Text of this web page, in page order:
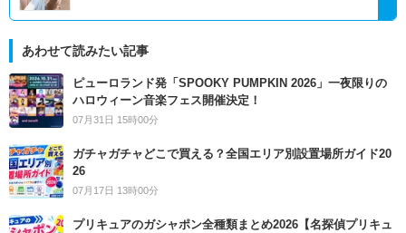
あわせて読みたい記事
ピューロランド発「SPOOKY PUMPKIN 2026」一夜限りの
ハロウィーン音楽フェス開催決定！
07月31日 15時00分
ガチャガチャどこで買える？全国エリア別設置場所ガイド20
26
07月17日 13時00分
プリキュアのガシャポン全種類まとめ2026【名探偵プリキュ